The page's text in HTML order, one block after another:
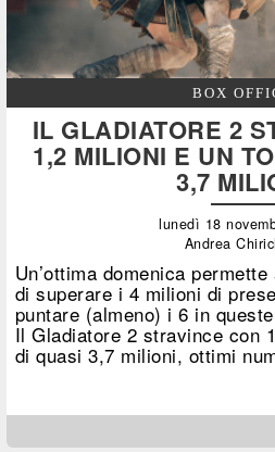
BOX
IL GLADIATORE 2
1,2 MILIONI E UN
3,7
lunedì 18
Andrea
Un’ottima domenica
di superare i 4 milioni di
puntare (almeno) i 6 in
Il Gladiatore 2 stravince con
di quasi 3,7 milioni, ottimi